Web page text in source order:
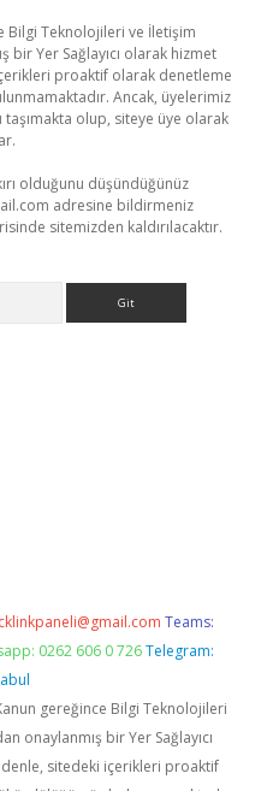
Bilgi Teknolojileri ve İletişim
bir Yer Sağlayıcı olarak hizmet
proaktif olarak denetleme
Ancak, üyelerimiz
olup, siteye üye olarak
olduğunu düşündüğünüz
adresine bildirmeniz
sitemizden kaldırılacaktır.
Teams:
0262 606 0 726 Telegram:
gereğince Bilgi Teknolojileri
onaylanmış bir Yer Sağlayıcı
sitedeki içerikleri proaktif